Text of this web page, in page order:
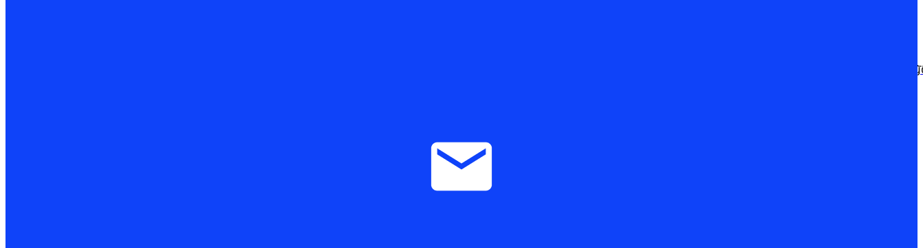
ในยุคดิจิทัลที่ “ข้อมูล” คือทรัพยากรสำคัญของทุกองค์กร การคุ้มครองข้อมูลส่วนบุคคลจึงไม่ใช่เพียงเรื่องของการปฏิบัติตามกฎหมาย แต่คือหัวใจของการสร้าง “ความไว้วางใจ” ระหว่างองค์กรกับลูกค้า พระราช